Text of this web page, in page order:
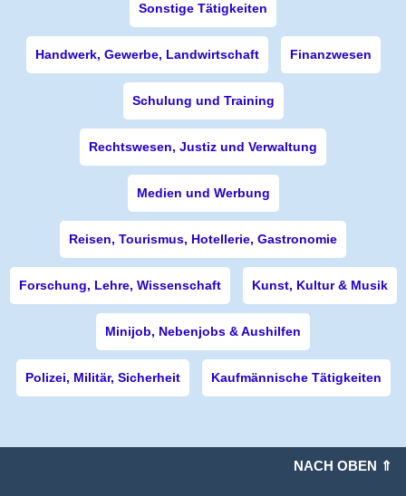
Sonstige Tätigkeiten
Handwerk, Gewerbe, Landwirtschaft Finanzwesen
Schulung und Training
Rechtswesen, Justiz und Verwaltung
Medien und Werbung
Reisen, Tourismus, Hotellerie, Gastronomie
Forschung, Lehre, Wissenschaft Kunst, Kultur & Musik
Minijob, Nebenjobs & Aushilfen
Polizei, Militär, Sicherheit Kaufmännische Tätigkeiten
NACH OBEN ⇑